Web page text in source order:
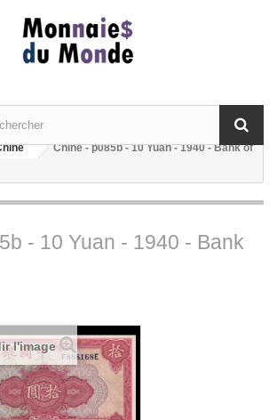
Chine - p085b - 10 Yuan - 1940 - Bank of
- 10 Yuan - 1940 - Bank
l'image